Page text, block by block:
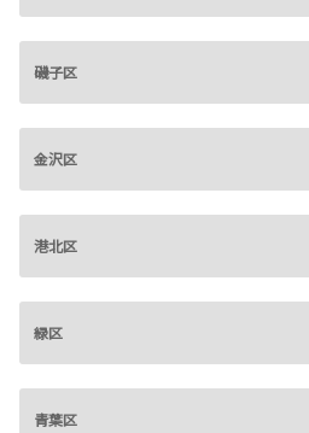
磯子区
金沢区
港北区
緑区
青葉区